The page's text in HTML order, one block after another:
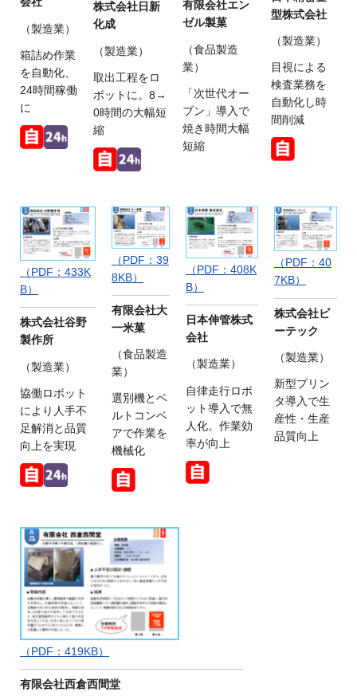
（製造業）
箱詰め作業
を自動化、
24時間稼働
に
株式会社日新
化成
（製造業）
取出工程をロ
ボットに。8→
0時間の大幅短
縮
有限会社エン
ゼル製菓
（食品製造
業）
「次世代オー
ブン」導入で
焼き時間大幅
短縮
型株式会社
（製造業）
目視による
検査業務を
自動化し時
間削減
（PDF：433K
B）
株式会社谷野
製作所
（製造業）
協働ロボット
により人手不
足解消と品質
向上を実現
（PDF：39
8KB）
有限会社大
一米菓
（食品製造
業）
選別機とベ
ルトコンベ
アで作業を
機械化
（PDF：408K
B）
日本伸管株式
会社
（製造業）
自律走行ロボ
ット導入で無
人化。作業効
率が向上
（PDF：40
7KB）
株式会社ビ
ーテック
（製造業）
新型プリン
タ導入で生
産性・生産
品質向上
（PDF：419KB）
有限会社西倉西間堂